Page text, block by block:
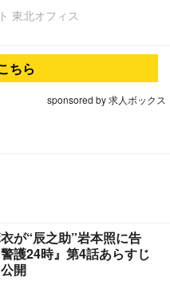
東北オフィス
ちら
sponsored by 求人ボックス
が“辰之助”岩本照に告
護24時』第4話あらすじ
開